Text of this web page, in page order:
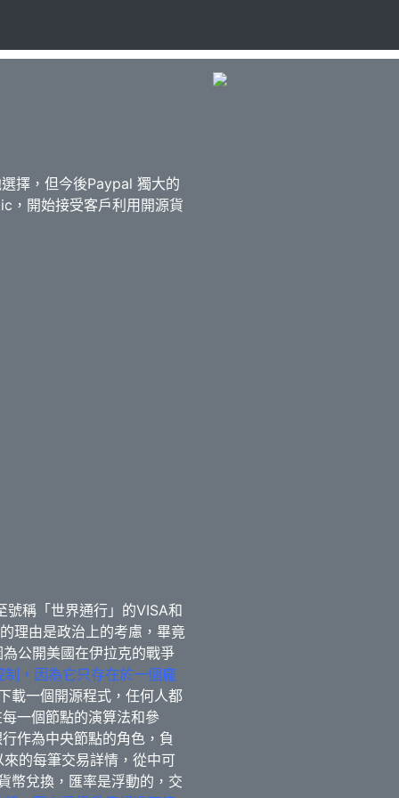
擇，但今後Paypal 獨大的
，開始接受客戶利用開源貨
稱「世界通行」的VISA和
理由是政治上的考慮，畢竟
公開美國在伊拉克的戰爭
，因為它只存在於一個龐
載一個開源程式，任何人都
一個節點的演算法和參
作為中央節點的角色，負
的每筆交易詳情，從中可
幣兌換，匯率是浮動的，交